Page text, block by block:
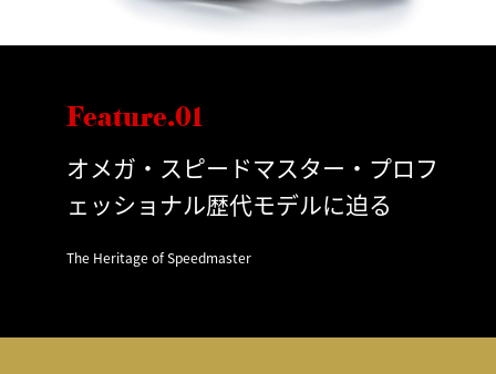
Feature.01
オメガ・スピードマスター・プロフ
ェッショナル歴代モデルに迫る
The Heritage of Speedmaster